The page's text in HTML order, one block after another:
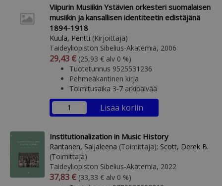
Viipurin Musiikin Ystävien orkesteri suomalaisen
musiikin ja kansallisen identiteetin edistäjänä
1894-1918
Kuula, Pentti (Kirjoittaja)
Taideyliopiston Sibelius-Akatemia, 2006
Arvonlisäverollinen hinta
29,43 € Arvonlisäveroton hinta
(25,93 € alv 0 %)
Tuotetunnus 9525531236
Pehmeäkantinen kirja
Toimitusaika 3-7 arkipäivää
Lisää koriin
Institutionalization in Music History
Rantanen, Saijaleena (Toimittaja); Scott, Derek B.
(Toimittaja)
Taideyliopiston Sibelius-Akatemia, 2022
Arvonlisäverollinen hinta
37,83 € Arvonlisäveroton hinta
(33,33 € alv 0 %)